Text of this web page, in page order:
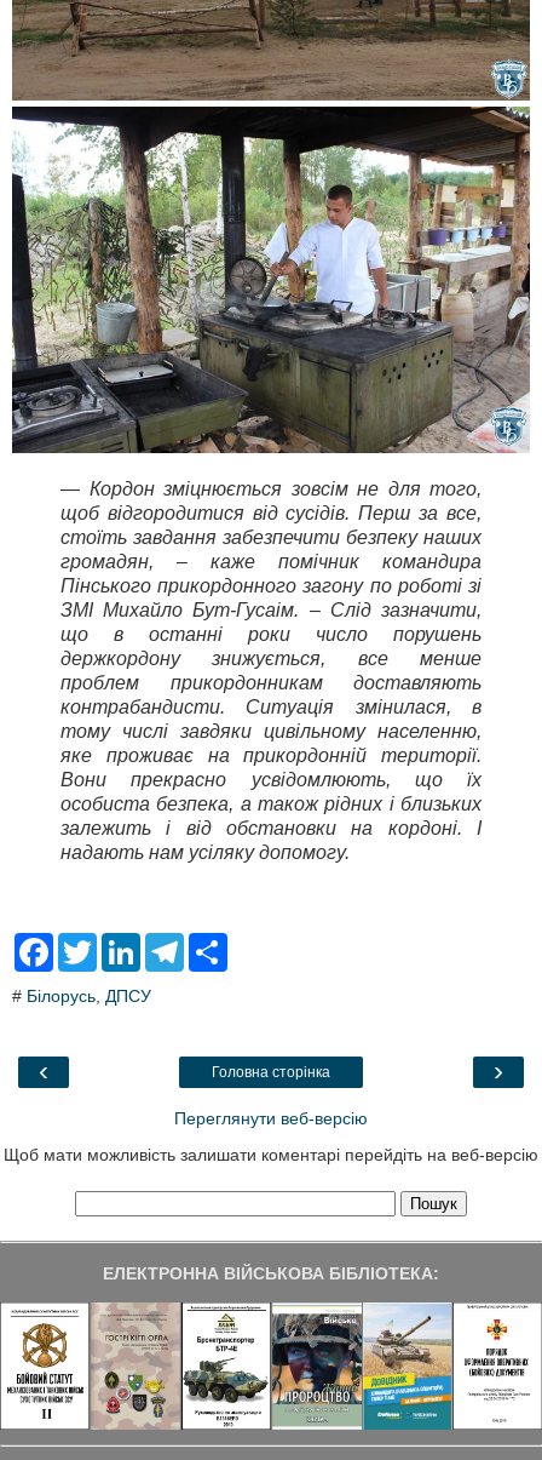
— Кордон зміцнюється зовсім не для того,
щоб відгородитися від сусідів. Перш за все,
стоїть завдання забезпечити безпеку наших
громадян, – каже помічник командира
Пінського прикордонного загону по роботі зі
ЗМІ Михайло Бут-Гусаім. – Слід зазначити,
що в останні роки число порушень
держкордону знижується, все менше
проблем прикордонникам доставляють
контрабандисти. Ситуація змінилася, в
тому числі завдяки цивільному населенню,
яке проживає на прикордонній території.
Вони прекрасно усвідомлюють, що їх
особиста безпека, а також рідних і близьких
залежить і від обстановки на кордоні. І
надають нам усіляку допомогу.
F
e
o
T
t
L
k
T
a
# Білорусь, ДПСУ
‹ ›
Головна сторінка
Переглянути веб-версію
Щоб мати можливість залишати коментарі перейдіть на веб-версію
ЕЛЕКТРОННА ВІЙСЬКОВА БІБЛІОТЕКА: